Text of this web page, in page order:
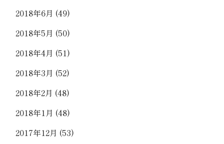
2018年6月 (49)
2018年5月 (50)
2018年4月 (51)
2018年3月 (52)
2018年2月 (48)
2018年1月 (48)
2017年12月 (53)